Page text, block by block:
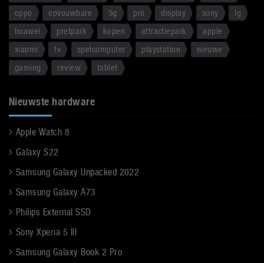
oppo
opvouwbare 5g pro display sony
lg
huawei
pretpark kopen attractiepark
apple
xiaomi
tv spelcomputer playstation
nieuwe
gaming
review tablet
Nieuwste hardware
Apple Watch 8
Galaxy S22
Samsung Galaxy Unpacked 2022
Samsung Galaxy A73
Philips External SSD
Sony Xperia 5 III
Samsung Galaxy Book 2 Pro